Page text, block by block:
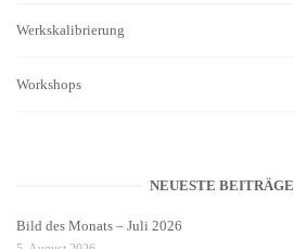
Werkskalibrierung
Workshops
NEUESTE BEITRÄGE
Bild des Monats – Juli 2026